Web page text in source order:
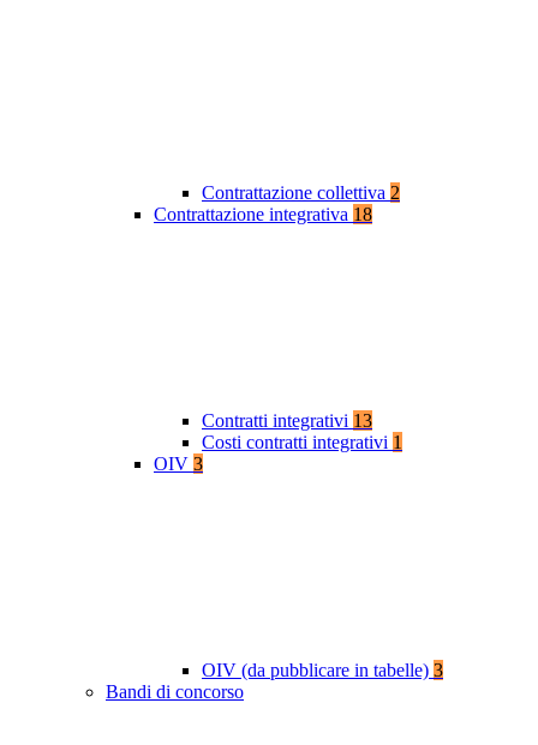
Contrattazione collettiva 2
Contrattazione integrativa 18
Contratti integrativi 13
Costi contratti integrativi 1
OIV 3
OIV (da pubblicare in tabelle) 3
Bandi di concorso